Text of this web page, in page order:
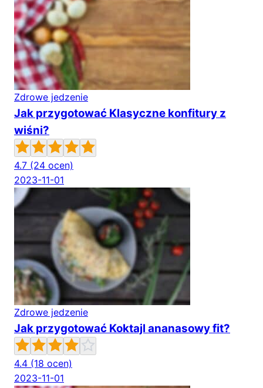
Zdrowe jedzenie
Jak przygotować Klasyczne konfitury z
wiśni?
4.7 (24 ocen)
2023-11-01
Zdrowe jedzenie
Jak przygotować Koktajl ananasowy fit?
4.4 (18 ocen)
2023-11-01